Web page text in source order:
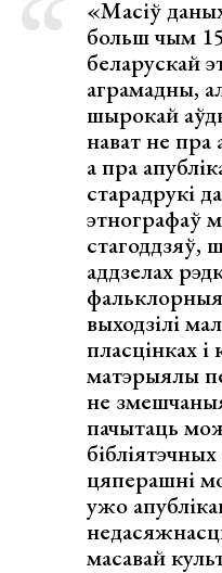
«Масіў
больш чым
беларускай
аграмадны,
шырокай
нават не
а пра
старадрукі
стагоддзяў,
аддзелах
выходзілі
пласцінках
матэрыялы
не
пачытаць
цяперашні
ужо
масавай